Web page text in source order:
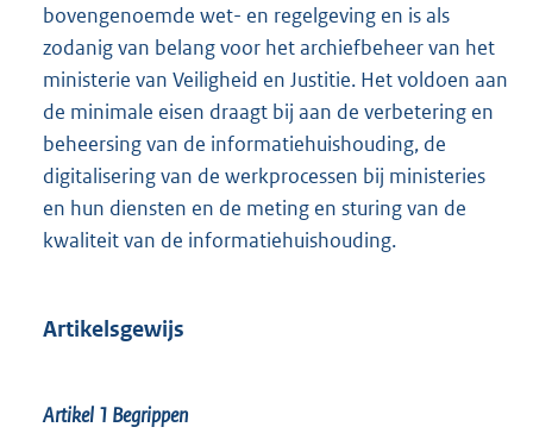
bovengenoemde wet- en regelgeving en is als
zodanig van belang voor het archiefbeheer van het
ministerie van Veiligheid en Justitie. Het voldoen aan
de minimale eisen draagt bij aan de verbetering en
beheersing van de informatiehuishouding, de
digitalisering van de werkprocessen bij ministeries
en hun diensten en de meting en sturing van de
kwaliteit van de informatiehuishouding.
Artikelsgewijs
Artikel 1 Begrippen